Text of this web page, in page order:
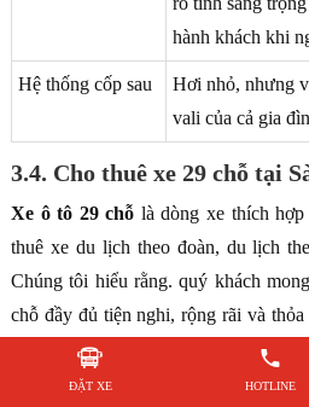
hành khách khi
Hệ thống cốp sau
Hơi nhỏ, nhưng
vali của cả gia
3.4. Cho thuê xe 29 chỗ tại
Xe ô tô 29 chỗ là dòng xe thích hợp
thuê xe du lịch theo đoàn, du lịch
Chúng tôi hiểu rằng. quý khách
chỗ đầy đủ tiện nghi, rộng rãi và
cuộc vui thêm trọn vẹn. Do đó, công
cho thuê xe du lịch 29 chỗ với đa
ĐẶT XE HOTLINE